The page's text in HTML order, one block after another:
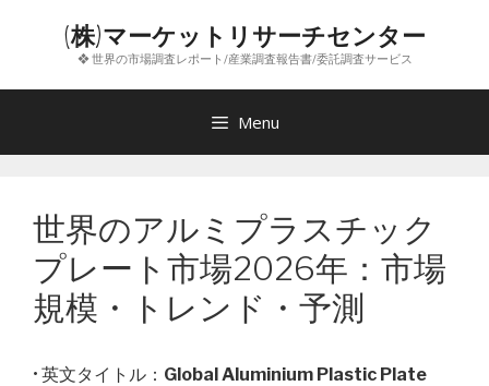
ン
(株)マーケットリサーチセンター
❖ 世界の市場調査レポート/産業調査報告書/委託調査サービス
Menu
世界のアルミプラスチック
プレート市場2026年：市場
規模・トレンド・予測
• 英文タイトル： Global Aluminium Plastic Plate